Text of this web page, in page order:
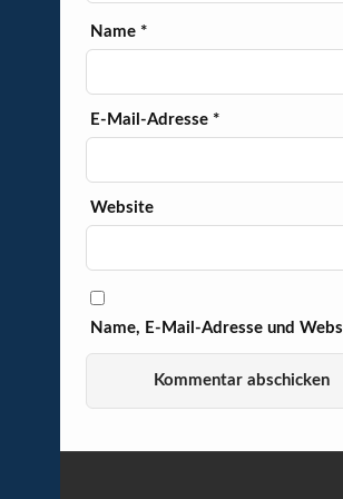
Name *
E-Mail-Adresse *
Website
Name, E-Mail-Adresse und